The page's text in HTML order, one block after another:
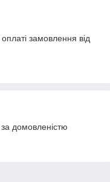
замовлення від
домовленістю